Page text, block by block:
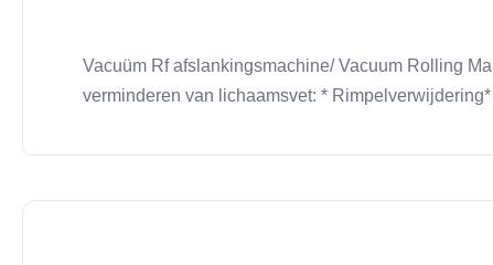
Vacuüm Rf afslankingsmachine/ Vacuum Rolling
verminderen van lichaamsvet: *